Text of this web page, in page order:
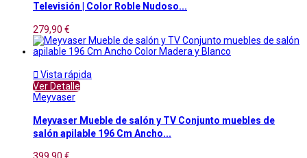
Televisión | Color Roble Nudoso...
279,90 €
 Vista rápida
Ver Detalle
Meyvaser
Meyvaser Mueble de salón y TV Conjunto muebles de
salón apilable 196 Cm Ancho...